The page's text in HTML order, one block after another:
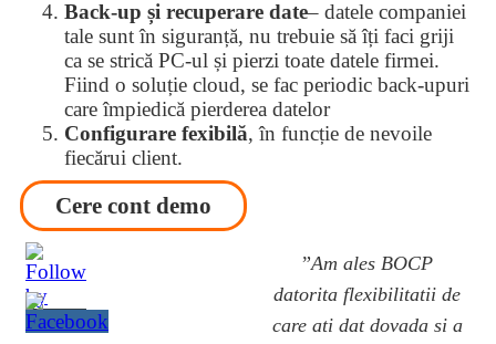
Back-up și recuperare date– datele companiei
tale sunt în siguranță, nu trebuie să îți faci griji
ca se strică PC-ul și pierzi toate datele firmei.
Fiind o soluție cloud, se fac periodic back-upuri
care împiedică pierderea datelor
Configurare fexibilă, în funcție de nevoile
fiecărui client.
Cere cont demo
”Am ales BOCP
datorita flexibilitatii de
care ati dat dovada si a